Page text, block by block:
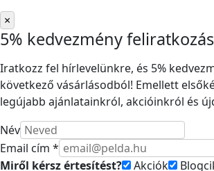
×
5% kedvezmény
Iratkozz fel hírlevelünkre, és 5%
következő vásárlásodból! Emellett
legújabb ajánlatainkról, akcióinkról és
Név
Email cím *
Miről kérsz értesítést?
Akciók